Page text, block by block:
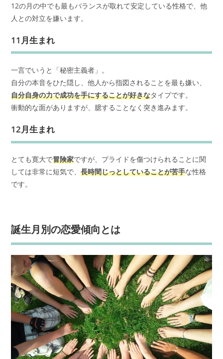
12の月の中でも最もバランスが取れて安定している性格で、他
人との対立を嫌います。
11月生まれ
一言でいうと「秘密主義者」。
自分の本音をひた隠し、他人から指図されることを最も嫌い、
自分自身の力で成功を手にすることが好きなタイプです。
衝動的な面がありますが、臆することなく突き進みます。
12月生まれ
とても寛大で冒険家ですが、プライドを傷つけられることに関
しては非常に短気で、長時間じっとしていることが苦手な性格
です。
誕生月別の恋愛傾向とは